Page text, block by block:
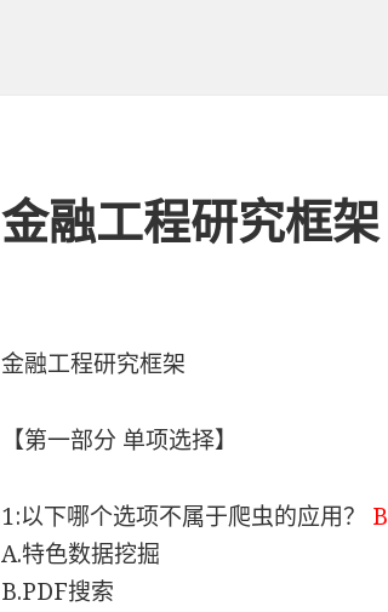
金融工程研究框架
金融工程研究框架
【第一部分 单项选择】
1:以下哪个选项不属于爬虫的应用？ B
A.特色数据挖掘
B.PDF搜索